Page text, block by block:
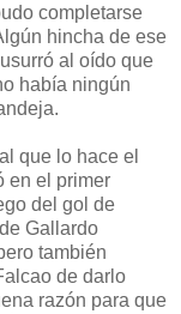
completarse
hincha de ese
al oído que
había ningún
que lo hace el
en el primer
del gol de
Gallardo
también
de darlo
razón para que